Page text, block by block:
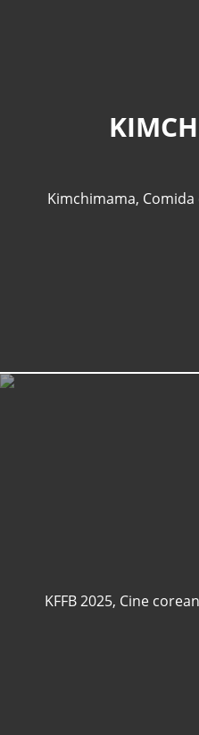
Kimchimama,
KFFB 2025, Cine